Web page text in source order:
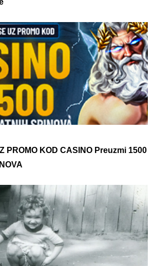
PROMO KOD CASINO Preuzmi 1500